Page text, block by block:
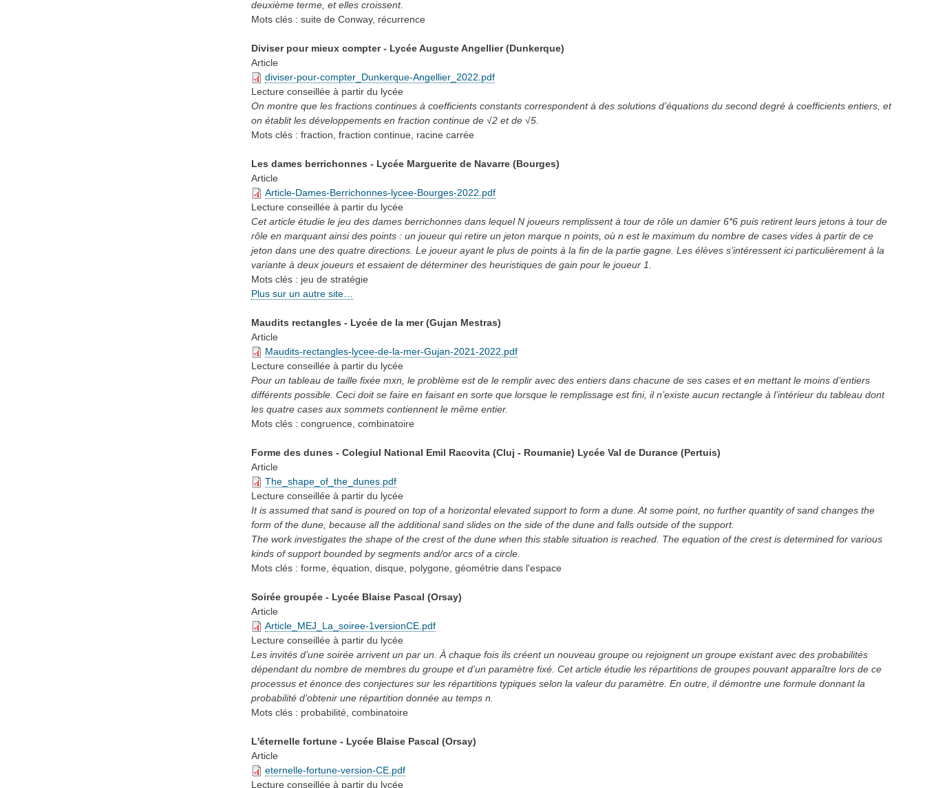
deuxième terme, et elles croissent.
Mots clés : suite de Conway, récurrence
Diviser pour mieux compter - Lycée Auguste Angellier (Dunkerque)
Article
diviser-pour-compter_Dunkerque-Angellier_2022.pdf
Lecture conseillée à partir du lycée
On montre que les fractions continues à coefficients constants correspondent à des solutions d’équations du second degré à coefficients entiers, et
on établit les développements en fraction continue de √2 et de √5.
Mots clés : fraction, fraction continue, racine carrée
Les dames berrichonnes - Lycée Marguerite de Navarre (Bourges)
Article
Article-Dames-Berrichonnes-lycee-Bourges-2022.pdf
Lecture conseillée à partir du lycée
Cet article étudie le jeu des dames berrichonnes dans lequel N joueurs remplissent à tour de rôle un damier 6*6 puis retirent leurs jetons à tour de
rôle en marquant ainsi des points : un joueur qui retire un jeton marque n points, où n est le maximum du nombre de cases vides à partir de ce
jeton dans une des quatre directions. Le joueur ayant le plus de points à la fin de la partie gagne. Les élèves s’intéressent ici particulièrement à la
variante à deux joueurs et essaient de déterminer des heuristiques de gain pour le joueur 1.
Mots clés : jeu de stratégie
Plus sur un autre site…
Maudits rectangles - Lycée de la mer (Gujan Mestras)
Article
Maudits-rectangles-lycee-de-la-mer-Gujan-2021-2022.pdf
Lecture conseillée à partir du lycée
Pour un tableau de taille fixée mxn, le problème est de le remplir avec des entiers dans chacune de ses cases et en mettant le moins d’entiers
différents possible. Ceci doit se faire en faisant en sorte que lorsque le remplissage est fini, il n’existe aucun rectangle à l’intérieur du tableau dont
les quatre cases aux sommets contiennent le même entier.
Mots clés : congruence, combinatoire
Forme des dunes - Colegiul National Emil Racovita (Cluj - Roumanie) Lycée Val de Durance (Pertuis)
Article
The_shape_of_the_dunes.pdf
Lecture conseillée à partir du lycée
It is assumed that sand is poured on top of a horizontal elevated support to form a dune. At some point, no further quantity of sand changes the
form of the dune, because all the additional sand slides on the side of the dune and falls outside of the support.
The work investigates the shape of the crest of the dune when this stable situation is reached. The equation of the crest is determined for various
kinds of support bounded by segments and/or arcs of a circle.
Mots clés : forme, équation, disque, polygone, géométrie dans l'espace
Soirée groupée - Lycée Blaise Pascal (Orsay)
Article
Article_MEJ_La_soiree-1versionCE.pdf
Lecture conseillée à partir du lycée
Les invités d’une soirée arrivent un par un. À chaque fois ils créent un nouveau groupe ou rejoignent un groupe existant avec des probabilités
dépendant du nombre de membres du groupe et d’un paramètre fixé. Cet article étudie les répartitions de groupes pouvant apparaître lors de ce
processus et énonce des conjectures sur les répartitions typiques selon la valeur du paramètre. En outre, il démontre une formule donnant la
probabilité d’obtenir une répartition donnée au temps n.
Mots clés : probabilité, combinatoire
L'éternelle fortune - Lycée Blaise Pascal (Orsay)
Article
eternelle-fortune-version-CE.pdf
Lecture conseillée à partir du lycée